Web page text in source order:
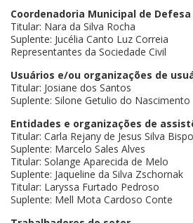
Coordenadoria Municipal de Defesa
Titular: Nara da Silva Rocha
Suplente: Jucélia Canto Luz Correia
Representantes da Sociedade Civil
Usuários e/ou organizações de
Titular: Josiane dos Santos
Suplente: Silone Getulio do Nascimento
Entidades e organizações de
Titular: Carla Rejany de Jesus Silva Bispo
Suplente: Marcelo Sales Alves
Titular: Solange Aparecida de Melo
Suplente: Jaqueline da Silva Zschornak
Titular: Laryssa Furtado Pedroso
Suplente: Mell Mota Cardoso Conte